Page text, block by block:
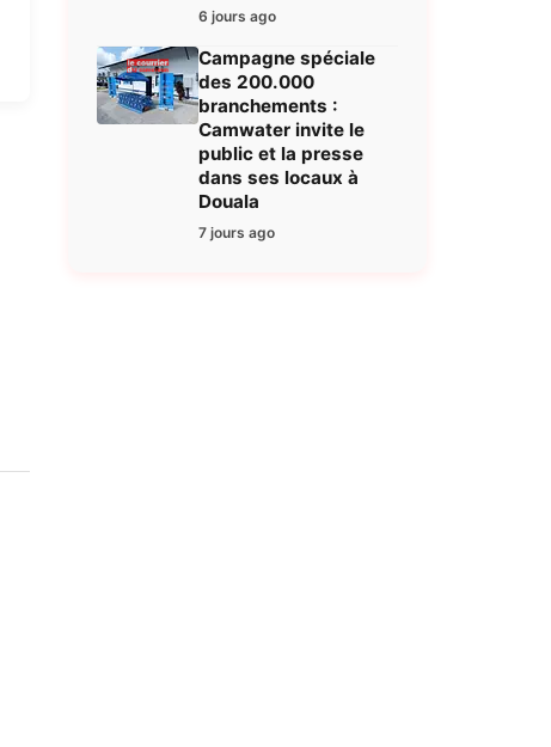
6 jours ago
Campagne spéciale
des 200.000
branchements :
Camwater invite le
public et la presse
dans ses locaux à
Douala
7 jours ago